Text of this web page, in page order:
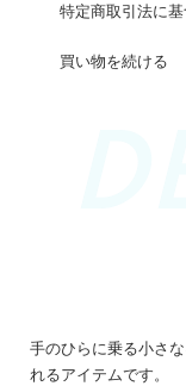
特定商取引法に
買い物を続ける
手のひらに乗る小さ
れるアイテムです。